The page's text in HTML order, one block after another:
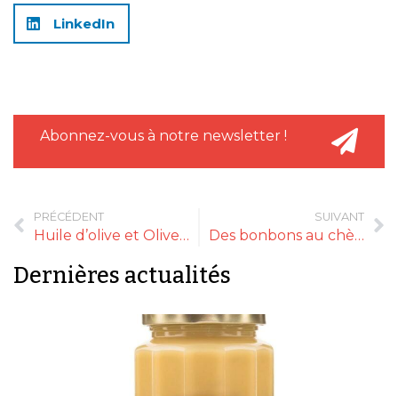
LinkedIn
Abonnez-vous à notre newsletter !
PRÉCÉDENT
Huile d’olive et Olives noires de Nyons : Unique au Monde !
SUIVANT
Des bonbons au chèvrefeuille de Matsu
Dernières actualités